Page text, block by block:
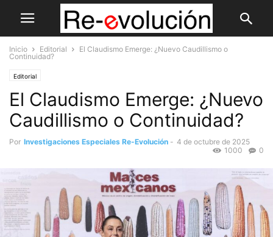
Inicio Editorial
El Claudismo Emerge: ¿Nuevo Caudillismo o
Continuidad?
Editorial
El Claudismo Emerge: ¿Nuevo
Caudillismo o Continuidad?
Por Investigaciones Especiales Re-Evolución - 4 de octubre de 2025
0
1000